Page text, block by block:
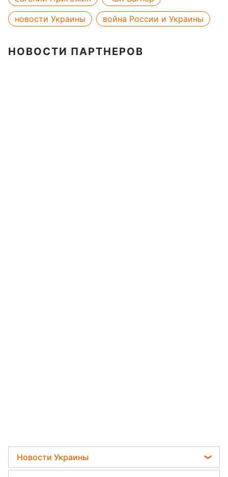
новости Украины
война России и Украины
НОВОСТИ ПАРТНЕРОВ
Новости Украины